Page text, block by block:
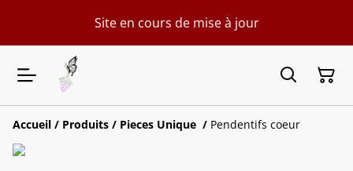
Site en cours de mise à jour
Accueil / Produits / Pieces Unique / Pendentifs coeur